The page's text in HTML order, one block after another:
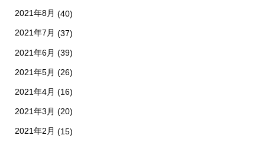
2021年8月 (40)
2021年7月 (37)
2021年6月 (39)
2021年5月 (26)
2021年4月 (16)
2021年3月 (20)
2021年2月 (15)